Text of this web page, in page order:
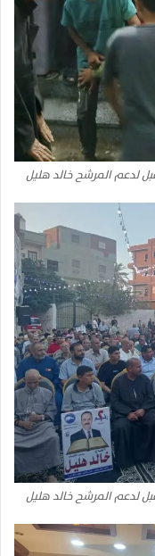
لدعم المرشح خالد هليل
لدعم المرشح خالد هليل